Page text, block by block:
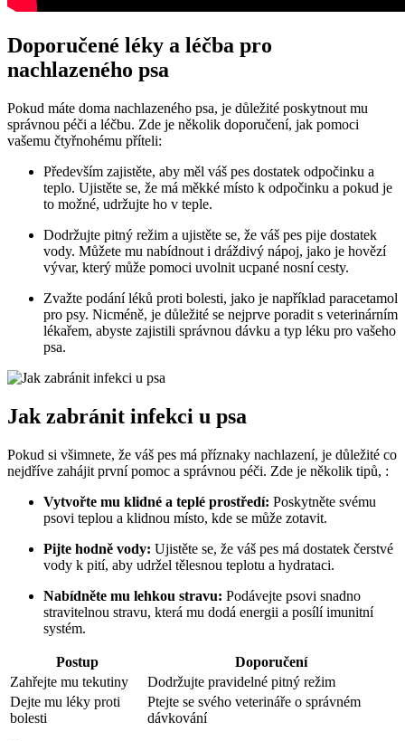
Doporučené léky a léčba pro
nachlazeného psa
Pokud máte doma nachlazeného psa, je důležité poskytnout mu
správnou péči a léčbu. Zde je několik doporučení, jak pomoci
vašemu čtyřnohému příteli:
Především zajistěte, aby měl váš pes dostatek odpočinku a
teplo. Ujistěte se, že má měkké místo k odpočinku a pokud je
to možné, udržujte ho v teple.
Dodržujte pitný režim a ujistěte se, že váš pes pije dostatek
vody. Můžete mu nabídnout i dráždivý nápoj, jako je hovězí
vývar, který může pomoci uvolnit ucpané nosní cesty.
Zvažte podání léků proti bolesti, jako je například paracetamol
pro psy. Nicméně, je důležité se nejprve poradit s veterinárním
lékařem, abyste zajistili správnou dávku a typ léku pro vašeho
psa.
Jak zabránit infekci u psa
Pokud si všimnete, že váš pes má příznaky nachlazení, je důležité co
nejdříve zahájit první pomoc a správnou péči. Zde je několik tipů, :
Vytvořte mu klidné a teplé prostředí: Poskytněte svému
psovi teplou a klidnou místo, kde se může zotavit.
Pijte hodně vody: Ujistěte se, že váš pes má dostatek čerstvé
vody k pití, aby udržel tělesnou teplotu a hydrataci.
Nabídněte mu lehkou stravu: Podávejte psovi snadno
stravitelnou stravu, která mu dodá energii a posílí imunitní
systém.
Postup
Doporučení
Zahřejte mu tekutiny
Dodržujte pravidelné pitný režim
Dejte mu léky proti
bolesti
Ptejte se svého veterináře o správném
dávkování